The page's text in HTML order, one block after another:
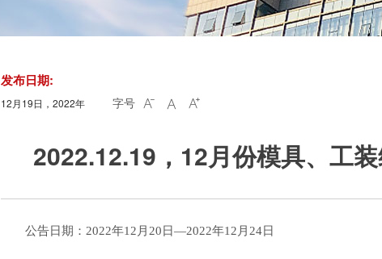
发布日期:
12月19日，2022年 字号   
2022.12.19，12月份模具、工
公告日期：2022年12月20日—2022年12月24日